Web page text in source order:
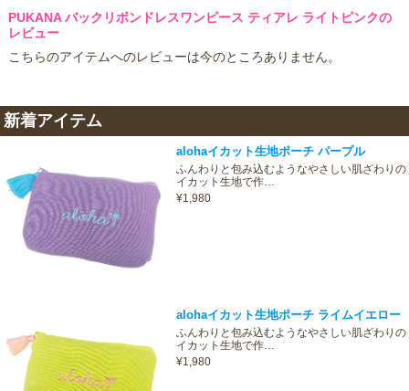
PUKANA バックリボンドレスワンピース ティアレ ライトピンクの
レビュー
こちらのアイテムへのレビューは今のところありません。
新着アイテム
alohaイカット生地ポーチ パープル
ふんわりと包み込むようなやさしい肌ざわりの
イカット生地で作…
¥1,980
alohaイカット生地ポーチ ライムイエロー
ふんわりと包み込むようなやさしい肌ざわりの
イカット生地で作…
¥1,980